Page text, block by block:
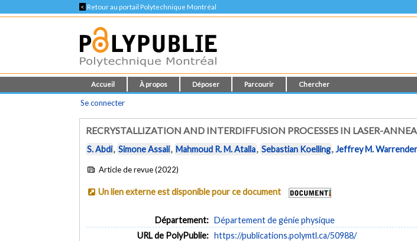
< Retour au portail Polytechnique Montréal
Accueil À propos Déposer Parcourir Chercher
Se connecter
RECRYSTALLIZATION AND INTERDIFFUSION PROCESSES IN LASER-
S. Abdi, Simone Assali, Mahmoud R. M. Atalla, Sebastian Koelling,Jeffrey M. Warrender
Article de revue (2022)
Un lien externe est disponible pour ce document
Département: Département de génie physique
URL de PolyPublie: https://publications.polymtl.ca/50988/